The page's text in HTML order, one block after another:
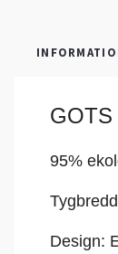
GOTS
95%
Design: